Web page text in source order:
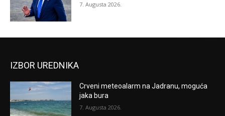
7. Augusta 2026.
IZBOR UREDNIKA
Crveni meteoalarm na Jadranu, moguća
jaka bura
7. Augusta 2026.